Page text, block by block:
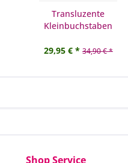
Transluzente
Kleinbuchstaben
29,95 € * 34,90 € *
Shop Service